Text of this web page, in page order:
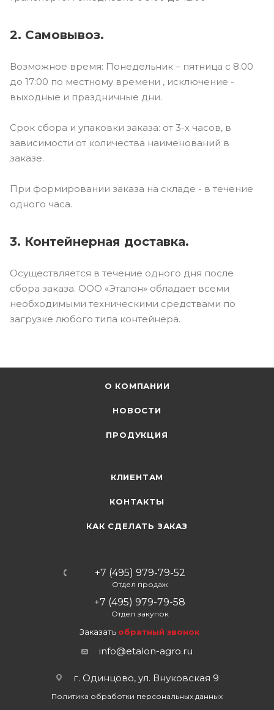
2. Самовывоз.
Возможное время: Понедельник – пятница с 8:00
до 17:00 по местному времени , исключение -
выходные и праздничные дни.
Срок сбора и упаковки заказа: от 3-х часов, в
зависимости от количества наименований в
заказе.
При формировании заказа на складе - в течение
одного часа.
3. Контейнерная доставка.
Осуществляется в течение одного дня после
сбора заказа. ООО «Эталон» обладает всеми
необходимыми техническими средствами по
загрузке любого типа контейнера.
О КОМПАНИИ
НОВОСТИ
ПРОДУКЦИЯ
КЛИЕНТАМ
КОНТАКТЫ
КАК СДЕЛАТЬ ЗАКАЗ
+7 (495) 979-79-52
Отдел продаж
+7 (495) 979-79-58
Отдел закупок
Заказать обратный звонок
info@etalon-agro.ru
г. Одинцово, ул. Внуковская 9
Политика обработки персональных данных